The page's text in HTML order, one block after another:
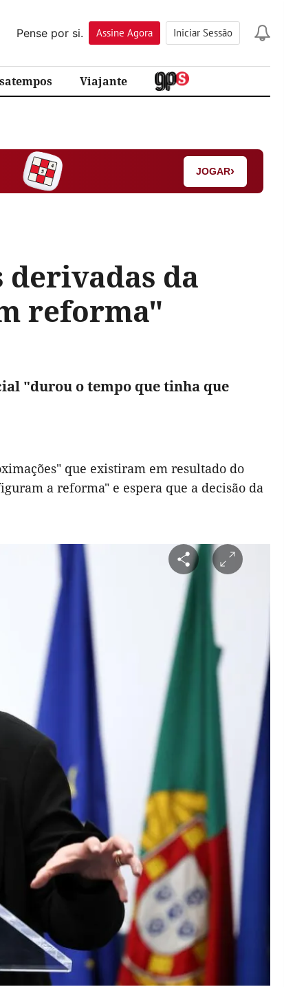
Pense por si.
Assine Agora Iniciar Sessão
Viajante
JOGAR›
da
reforma"
"durou o tempo que tinha que
que existiram em resultado do
a reforma" e espera que a decisão da